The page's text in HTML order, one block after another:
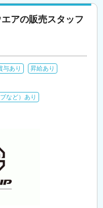
アの販売スタッフ
与あり
昇給あり
など）あり